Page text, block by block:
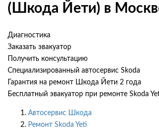
(Шкода Йети) в
Диагностика
Заказать эвакуатор
Получить консультацию
Специализированный автосервис Skoda
Гарантия на ремонт Шкода Йети 2 года
Бесплатный эвакуатор при ремонте Skoda
Автосервис Шкода
Ремонт Skoda Yeti